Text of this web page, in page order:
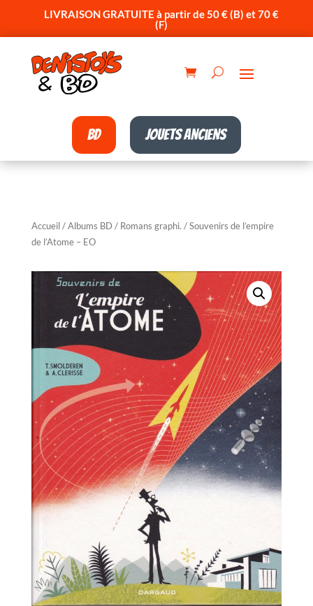
LIVRAISON GRATUITE à partir de 50 € (B) et 70 €
(F)
BD Jouets anciens
Accueil/Albums BD / Romans graphi. / Souvenirs de l’empire
de l’Atome – EO